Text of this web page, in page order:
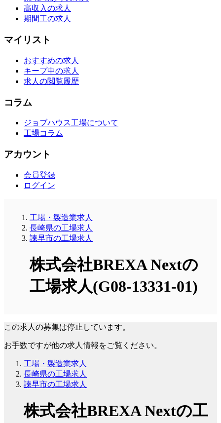
高収入の求人
期間工の求人
マイリスト
おすすめの求人
キープ中の求人
求人の閲覧履歴
コラム
ジョブハウス工場について
工場コラム
アカウント
会員登録
ログイン
工場・製造業求人
長崎県の工場求人
諫早市の工場求人
株式会社BREXA Nextの
工場求人(G08-13331-01)
この求人の募集は停止しています。
お手数ですが他の求人情報をご覧ください。
工場・製造業求人
長崎県の工場求人
諫早市の工場求人
株式会社BREXA Nextの工